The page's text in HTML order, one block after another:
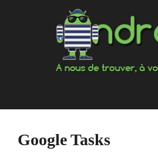
Google Tasks